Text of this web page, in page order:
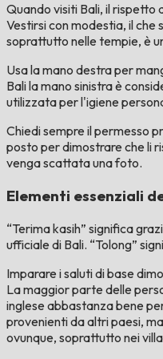
Quando visiti Bali, il rispetto
Vestirsi con modestia, il che
soprattutto nelle tempie, è
Usa la mano destra per
Bali la mano sinistra è
utilizzata per l'igiene
Chiedi sempre il permesso
posto per dimostrare che li
venga scattata una foto.
Elementi essenziali
“Terima kasih” significa
ufficiale di Bali. “Tolong”
Imparare i saluti di base
La maggior parte delle
inglese abbastanza bene
provenienti da altri paesi,
ovunque, soprattutto nei